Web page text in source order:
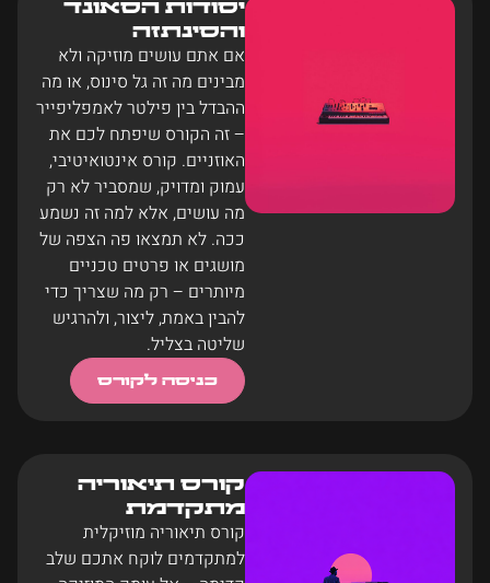
יסודות הסאונד
והסינתזה
אם אתם עושים מוזיקה ולא
מבינים מה זה גל סינוס, או מה
ההבדל בין פילטר לאמפליפייר
– זה הקורס שיפתח לכם את
האוזניים. קורס אינטואיטיבי,
עמוק ומדויק, שמסביר לא רק
מה עושים, אלא למה זה נשמע
ככה. לא תמצאו פה הצפה של
מושגים או פרטים טכניים
מיותרים – רק מה שצריך כדי
להבין באמת, ליצור, ולהרגיש
שליטה בצליל.
כניסה לקורס
קורס תיאוריה
מתקדמת
קורס תיאוריה מוזיקלית
למתקדמים לוקח אתכם שלב